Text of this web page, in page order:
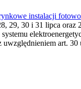
instalacji
29, 30 i 31 lipca
art. 30